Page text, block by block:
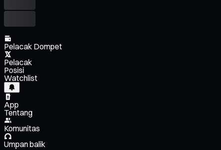
Pelacak Dompet
Pelacak
Posisi
Watchlist
App
Tentang
Komunitas
Umpan balik